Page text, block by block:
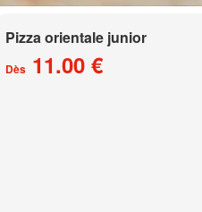
Pizza orientale junior
Dès 11.00 €